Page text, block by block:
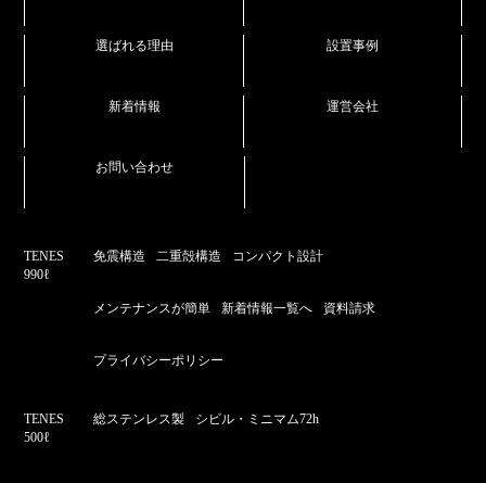
選ばれる理由 設置事例
新着情報 運営会社
お問い合わせ
TENES
990ℓ
免震構造 二重殻構造 コンパクト設計
メンテナンスが簡単 新着情報一覧へ 資料請求
プライバシーポリシー
TENES
500ℓ
総ステンレス製 シビル・ミニマム72h